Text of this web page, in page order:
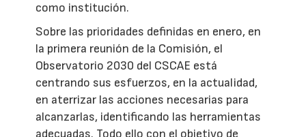
como institución.
Sobre las prioridades definidas en enero, en
la primera reunión de la Comisión, el
Observatorio 2030 del CSCAE está
centrando sus esfuerzos, en la actualidad,
en aterrizar las acciones necesarias para
alcanzarlas, identificando las herramientas